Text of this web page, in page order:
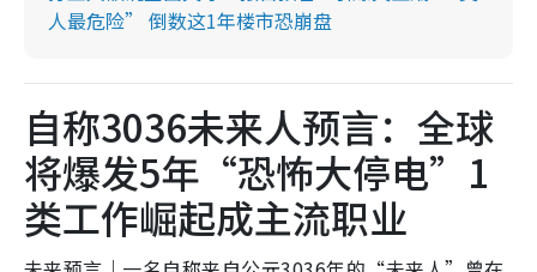
人最危险” 倒数这1年楼市恐崩盘
自称3036未来人预言：全球
将爆发5年“恐怖大停电”1
类工作崛起成主流职业